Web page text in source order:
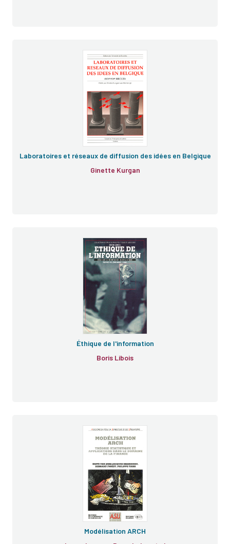
Laboratoires et réseaux de diffusion des idées en Belgique
Ginette Kurgan
Éthique de l'information
Boris Libois
e
Modélisation ARCH